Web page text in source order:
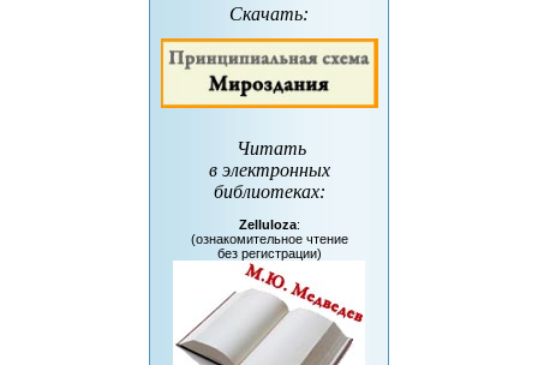
Скачать:
Читать
в электронных
библиотеках:
Zelluloza:
(ознакомительное чтение
без регистрации)